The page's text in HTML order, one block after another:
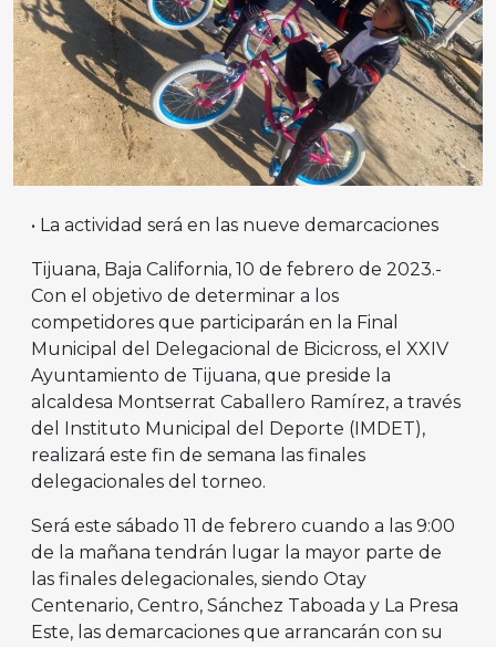
• La actividad será en las nueve demarcaciones
Tijuana, Baja California, 10 de febrero de 2023.-
Con el objetivo de determinar a los
competidores que participarán en la Final
Municipal del Delegacional de Bicicross, el XXIV
Ayuntamiento de Tijuana, que preside la
alcaldesa Montserrat Caballero Ramírez, a través
del Instituto Municipal del Deporte (IMDET),
realizará este fin de semana las finales
delegacionales del torneo.
Será este sábado 11 de febrero cuando a las 9:00
de la mañana tendrán lugar la mayor parte de
las finales delegacionales, siendo Otay
Centenario, Centro, Sánchez Taboada y La Presa
Este, las demarcaciones que arrancarán con su